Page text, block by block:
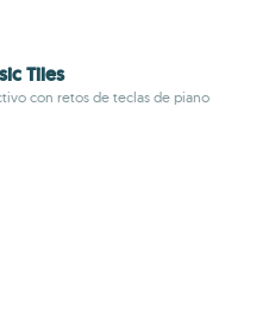
Tiles
con retos de teclas de piano